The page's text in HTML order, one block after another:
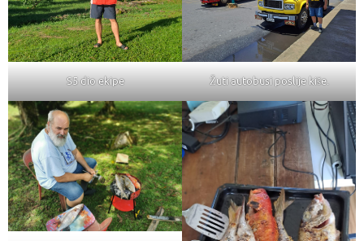
S5 dio ekipe Žuti autobusi poslije kiše.